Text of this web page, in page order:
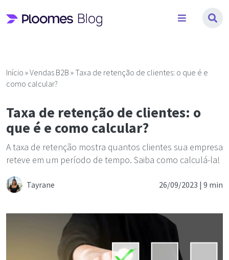
para
Início »Vendas B2B »Taxa de retenção de clientes: o que é e
como calcular?
Taxa de retenção de clientes: o
que é e como calcular?
A taxa de retenção mostra quantos clientes sua empresa
reteve em um período de tempo. Saiba como calculá-la!
Tayrane 26/09/2023 | 9 min